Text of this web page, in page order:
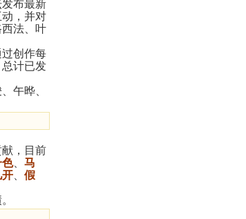
布最新
，并对
西法、叶
创作每
计已发
午晔、
，目前
色、 马
开
假